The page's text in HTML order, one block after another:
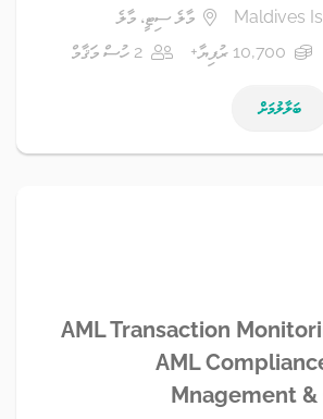
Maldives
މާލެ ސިޓީ، މާލެ
10,700 ރުފިޔާ+ 2 ހުސް މަޤާމް
ބަލާލުމަށް
AML Transaction
AML
Mnagement